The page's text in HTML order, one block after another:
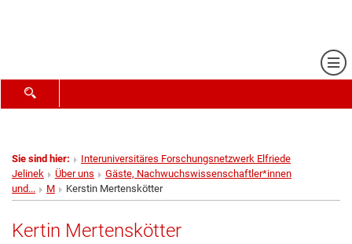
SUCHFORMULAR ÖFFNEN
Sie sind hier:
Interuniversitäres Forschungsnetzwerk Elfriede
Jelinek
Über uns
Gäste, Nachwuchswissenschaftler*innen
und...
M Kerstin Mertenskötter
Kertin Mertenskötter